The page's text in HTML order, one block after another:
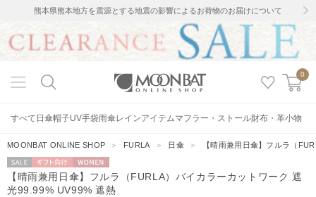
熊本県熊本地方を震源とする地震の影響によるお荷物のお届けについて
0
すべて 日傘帽子UV手袋雨傘レインアイテムマフラー・ストール財布・革小物
MOONBAT ONLINE SHOP ＞ FURLA ＞ 日傘 ＞ 【晴雨兼用日傘】フルラ（
セー
ル
ギフト向
け
WOMEN
【晴雨兼用日傘】フルラ（FURLA）バイカラーカットワーク 遮
光99.99% UV99% 遮熱